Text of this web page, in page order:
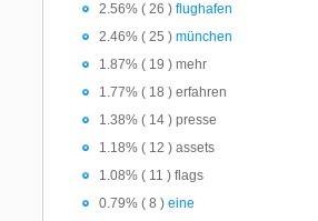
2.56% ( 26 ) flughafen
2.46% ( 25 ) münchen
1.87% ( 19 ) mehr
1.77% ( 18 ) erfahren
1.38% ( 14 ) presse
1.18% ( 12 ) assets
1.08% ( 11 ) flags
0.79% ( 8 ) eine